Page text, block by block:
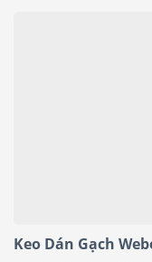
Keo Dán Gạch